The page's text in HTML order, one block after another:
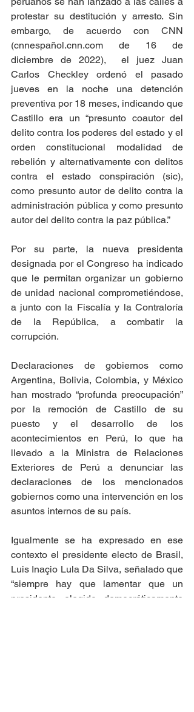
protestar su destitución y arresto. Sin
embargo, de acuerdo con CNN
(cnnespañol.cnn.com de 16 de
diciembre de 2022),  el juez Juan
Carlos Checkley ordenó el pasado
jueves en la noche una detención
preventiva por 18 meses, indicando que
Castillo era un “presunto coautor del
delito contra los poderes del estado y el
orden constitucional modalidad de
rebelión y alternativamente con delitos
contra el estado conspiración (sic),
como presunto autor de delito contra la
administración pública y como presunto
autor del delito contra la paz pública.”
Por su parte, la nueva presidenta
designada por el Congreso ha indicado
que le permitan organizar un gobierno
de unidad nacional comprometiéndose,
a junto con la Fiscalía y la Contraloría
de la República, a combatir la
corrupción.
Declaraciones de gobiernos como
Argentina, Bolivia, Colombia, y México
han mostrado “profunda preocupación”
por la remoción de Castillo de su
puesto y el desarrollo de los
acontecimientos en Perú, lo que ha
llevado a la Ministra de Relaciones
Exteriores de Perú a denunciar las
declaraciones de los mencionados
gobiernos como una intervención en los
asuntos internos de su país.
Igualmente se ha expresado en ese
contexto el presidente electo de Brasil,
Luis Inaçio Lula Da Silva, señalado que
“siempre hay que lamentar que un
presidente elegido democráticamente